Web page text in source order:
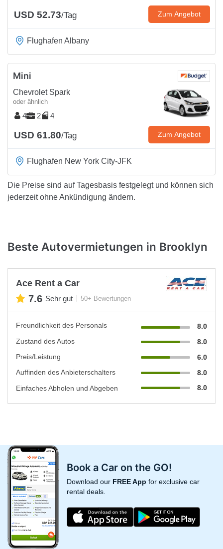
USD 52.73/Tag Zum Angebot
Flughafen Albany
Mini
Chevrolet Spark
oder ähnlich
4 2 4
USD 61.80/Tag Zum Angebot
Flughafen New York City-JFK
Die Preise sind auf Tagesbasis festgelegt und können sich
jederzeit ohne Ankündigung ändern.
Beste Autovermietungen in Brooklyn
Ace Rent a Car
7.6 Sehr gut 50+ Bewertungen
Freundlichkeit des Personals
8.0
Zustand des Autos
8.0
Preis/Leistung
6.0
Auffinden des Anbieterschalters
8.0
Einfaches Abholen und Abgeben
8.0
Book a Car on the GO!
Download our FREE App for exclusive car
rental deals.